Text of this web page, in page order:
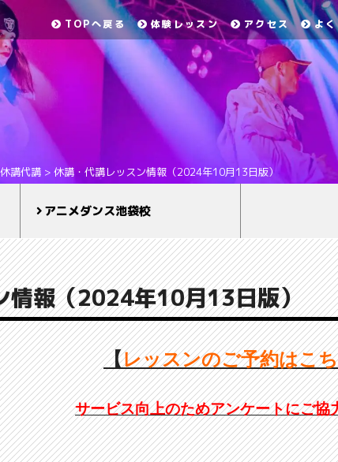
TOPへ戻る 体験レッスン アクセス よ
休講代講 > 休講・代講レッスン情報（2024年10月13日版）
アニメダンス池袋校
情報（2024年10月13日版）
【レッスンのご予約はこ
サービス向上のためアンケートにご協